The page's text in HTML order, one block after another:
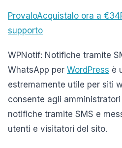
ProvaloAcquistalo ora a €34
supporto
WPNotif: Notifiche tramite
WhatsApp per WordPress è
estremamente utile per siti
consente agli
notifiche tramite SMS e
utenti e visitatori del sito.